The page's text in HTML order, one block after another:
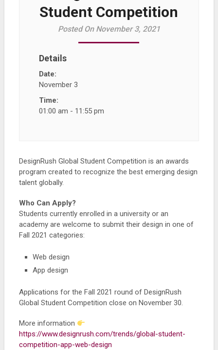
Student Competition
Posted On November 3, 2021
Details
Date:
November 3
Time:
01:00 am - 11:55 pm
DesignRush Global Student Competition is an awards
program created to recognize the best emerging design
talent globally.
Who Can Apply?
Students currently enrolled in a university or an
academy are welcome to submit their design in one of
Fall 2021 categories:
Web design
App design
Applications for the Fall 2021 round of DesignRush
Global Student Competition close on November 30.
More information
https://www.designrush.com/trends/global-student-
competition-app-web-design